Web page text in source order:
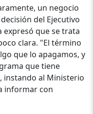
un negocio
del Ejecutivo
que se trata
clara. "El término
que lo apagamos, y
que tiene
instando al Ministerio
informar con